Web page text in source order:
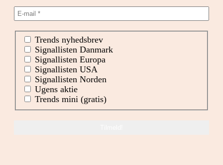
Trends nyhedsbrev
Signallisten Danmark
Signallisten Europa
Signallisten USA
Signallisten Norden
Ugens aktie
Trends mini (gratis)